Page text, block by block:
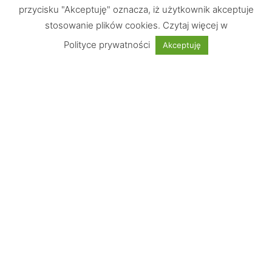
Chętnie odpowiemy na Wasze pytania
przycisku "Akceptuję" oznacza, iż użytkownik akceptuje
stosowanie plików cookies. Czytaj więcej w
Polityce prywatności
Akceptuję